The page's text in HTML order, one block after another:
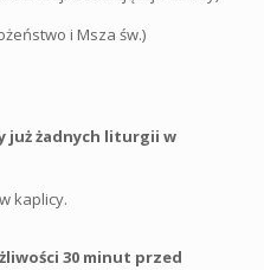
i Msza św.)
już żadnych liturgii w
kaplicy.
30 minut przed